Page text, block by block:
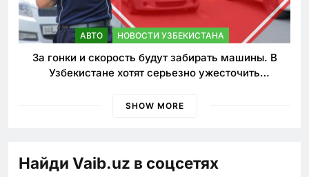
АВТО НОВОСТИ УЗБЕКИСТАНА
За гонки и скорость будут забирать машины. В
Узбекистане хотят серьезно ужесточить
SHOW MORE
Найди Vaib.uz в соцсетях